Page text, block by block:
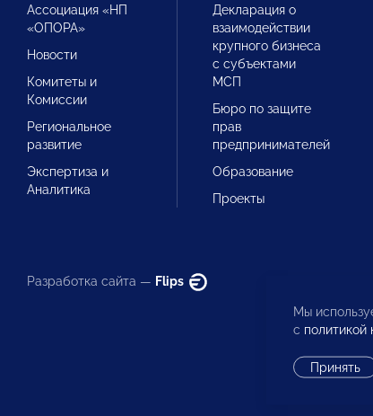
Ассоциация «НП
«ОПОРА»
Новости
Комитеты и
Комиссии
Региональное
развитие
Экспертиза и
Аналитика
Декларация о
взаимодействии
крупного бизнеса
с субъектами
МСП
Бюро по защите
прав
предпринимателей
Образование
Проекты
Разработка сайта — Flips
Мы
с политикой
Принять